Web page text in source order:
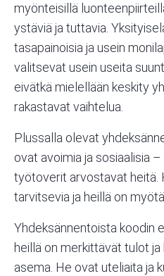
myönteisillä
ystäviä ja tuttavia.
tasapainoisia ja usein
valitsevat usein useita
eivätkä mielellään keskity
rakastavat vaihtelua.
Plussalla olevat
ovat avoimia ja sosiaalisia
työtoverit arvostavat heitä.
tarvitsevia ja heillä on
Yhdeksännentoista koodin
heillä on merkittävät tulot ja
asema. He ovat uteliaita ja